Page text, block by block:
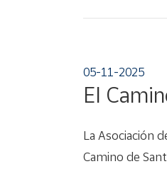
05-11-2025
El
La Asociación
Camino de